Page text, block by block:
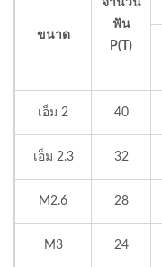
ขนาด
ฟัน
P(T)
เอ็ม 2 40
เอ็ม 2.3 32
M2.6 28
M3 24